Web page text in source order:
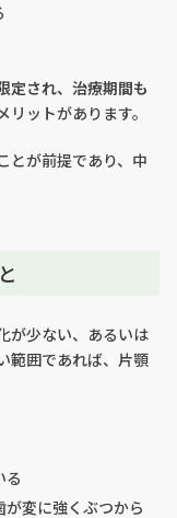
定され、治療期間も
ットがあります。
とが前提であり、中
が少ない、あるいは
範囲であれば、片顎
る
変に強くぶつから